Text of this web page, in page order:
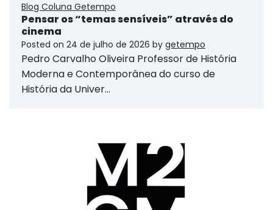
Blog Coluna Getempo
Pensar os “temas sensíveis” através do
cinema
Posted on 24 de julho de 2026 by getempo
Pedro Carvalho Oliveira Professor de História
Moderna e Contemporânea do curso de
História da Univer…